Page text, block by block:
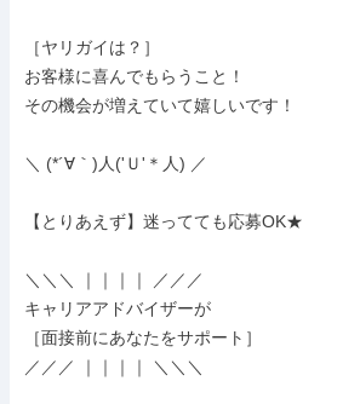
［ヤリガイは？］
お客様に喜んでもらうこと！
その機会が増えていて嬉しいです！
＼ (*´∀｀)人('Ｕ'＊人) ／
【とりあえず】迷ってても応募OK★
＼＼＼ ｜｜｜｜ ／／／
キャリアアドバイザーが
［面接前にあなたをサポート］
／／／ ｜｜｜｜ ＼＼＼